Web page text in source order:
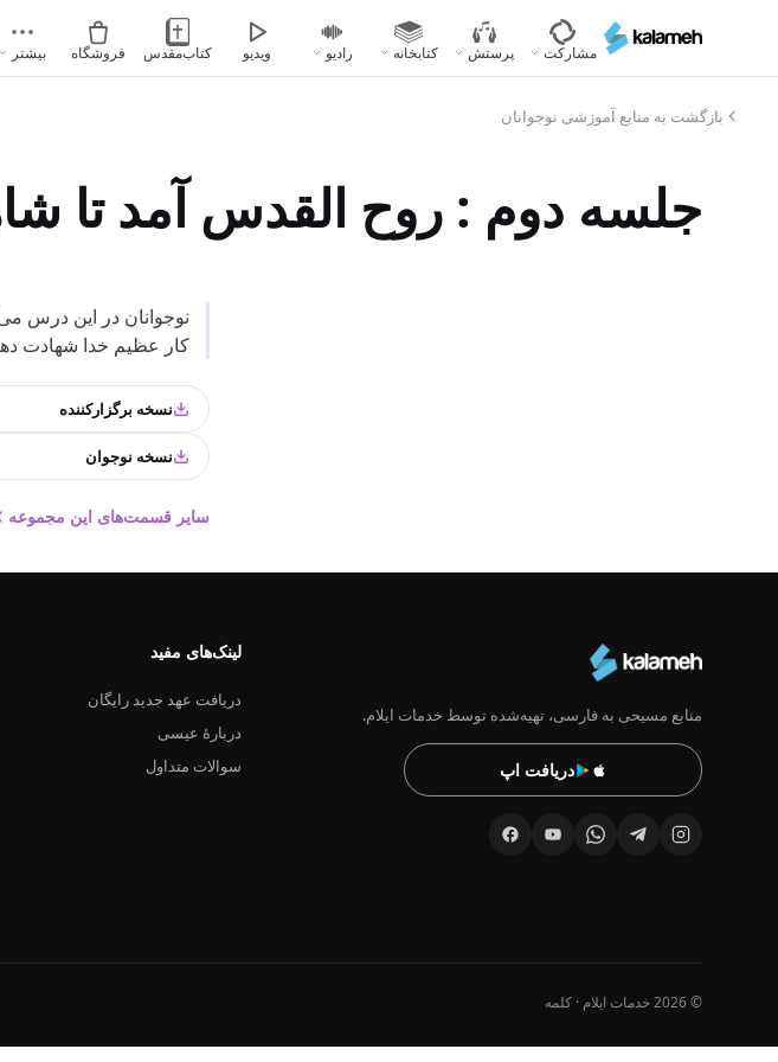
محتوای
مشارکت پرستش کتابخانه رادیو ویدیو کتاب‌مقدس فروشگاه بیشتر
بازگشت به منابع آموزشی نوجوانان
جلسه دوم : روح القدس آمد تا
نوجوانان در این درس می
کار عظیم خدا شهادت
نسخه برگزارکننده
نسخه نوجوان
سایر قسمت‌های این مجموعه
منابع مسیحی به فارسی، تهیه‌شده توسط خدمات ایلام.
دریافت اپ
لینک‌های مفید
دریافت عهد جدید رایگان
دربارهٔ عیسی
سوالات متداول
© 2026 خدمات ایلام · کلمه